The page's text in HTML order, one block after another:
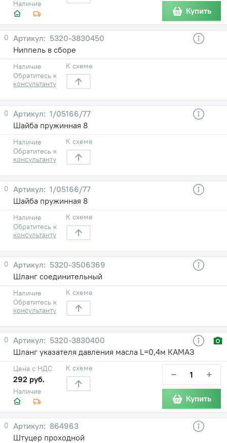
Наличие
Купить
0
5320-3830450
Ниппель в сборе
Наличие
Обратитесь к
консультанту
К схеме
0
1/05166/77
Шайба пружинная 8
Наличие
Обратитесь к
консультанту
К схеме
0
1/05166/77
Шайба пружинная 8
Наличие
Обратитесь к
консультанту
К схеме
0
5320-3506369
Шланг соединительный
Наличие
Обратитесь к
консультанту
К схеме
0
5320-3830400
Шланг указателя давления масла L=0,4м КАМАЗ
Наличие
Цена с НДС
292 руб.
К схеме − +
Купить
0
864963
Штуцер проходной